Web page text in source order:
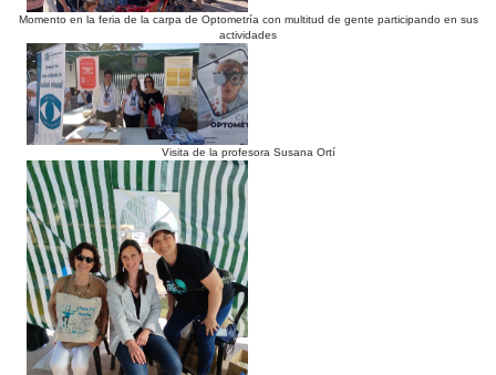
Momento en la feria de la carpa de Optometría con multitud de gente participando en sus
actividades
Visita de la profesora Susana Ortí